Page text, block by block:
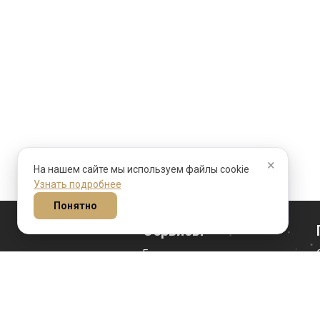
×
На нашем сайте мы используем файлы cookie
Узнать подробнее
Понятно
Сервисы
Гороскоп на сегодня